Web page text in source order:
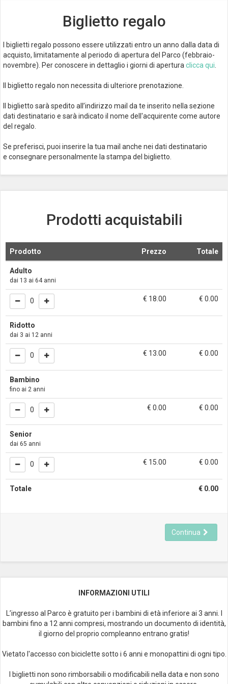
Biglietto regalo
I biglietti regalo possono essere utilizzati entro un anno dalla data di
acquisto, limitatamente al periodo di apertura del Parco (febbraio-
novembre). Per conoscere in dettaglio i giorni di aperturaclicca qui.
Il biglietto regalo non necessita di ulteriore prenotazione.
Il biglietto sarà spedito all’indirizzo mail da te inserito nella sezione
dati destinatario e sarà indicato il nome dell'acquirente come autore
del regalo.
Se preferisci, puoi inserire la tua mail anche nei dati destinatario
e consegnare personalmente la stampa del biglietto.
Prodotti acquistabili
Prodotto Prezzo Totale
Adulto
dai 13 ai 64 anni
0 € 18.00 € 0.00
Ridotto
dai 3 ai 12 anni
0 € 13.00 € 0.00
Bambino
fino ai 2 anni
0 € 0.00 € 0.00
Senior
dai 65 anni
0 € 15.00 € 0.00
Totale € 0.00
Continua
INFORMAZIONI UTILI
L’ingresso al Parco è gratuito per i bambini di età inferiore ai 3 anni. I
bambini fino a 12 anni compresi, mostrando un documento di identità,
il giorno del proprio compleanno entrano gratis!
Vietato l'accesso con biciclette sotto i 6 anni e monopattini di ogni tipo.
I biglietti non sono rimborsabili o modificabili nella data e non sono